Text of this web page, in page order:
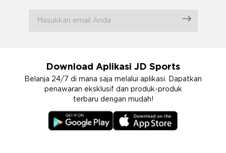
Download Aplikasi JD Sports
Belanja 24/7 di mana saja melalui aplikasi. Dapatkan
penawaran eksklusif dan produk-produk
terbaru dengan mudah!